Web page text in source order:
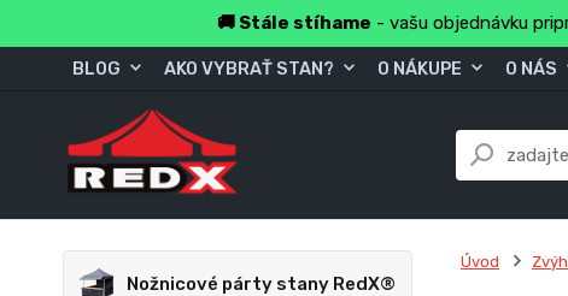
🚚 Stále stíhame - vašu objednávku
BLOG AKO VYBRAŤ STAN? O NÁKUPE O NÁS
Nožnicové párty stany RedX®
Úvod